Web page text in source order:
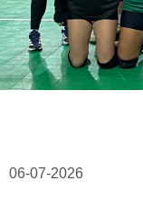
06-07-2026